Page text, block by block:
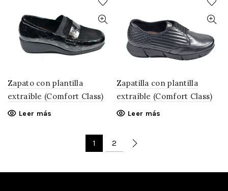
Zapato con plantilla
extraíble (Comfort Class)
Leer más
Zapatilla con plantilla
extraíble (Comfort Class)
Leer más
1 2